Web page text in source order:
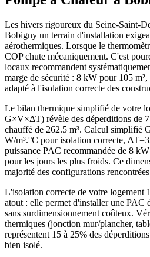
Les hivers rigoureux du Seine-Saint-
Bobigny un terrain d'installation
aérothermiques. Lorsque le
COP chute mécaniquement. C'est
locaux recommandent
marge de sécurité : 8 kW pour 105
adapté à l'isolation correcte des
Le bilan thermique simplifié de votre
G×V×ΔT) révèle des déperditions de
chauffé de 262.5 m³. Calcul
W/m³.°C pour isolation correcte,
puissance PAC recommandée de 8
pour les jours les plus froids. Ce
majorité des configurations
L'isolation correcte de votre logement
atout : elle permet d'installer une PAC
sans surdimensionnement coûteux.
thermiques (jonction mur/plancher,
représentent 15 à 25% des
bien isolé.